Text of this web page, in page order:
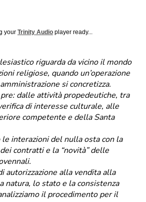
your Trinity Audio player ready...
riguarda da vicino il mondo
religiose, quando un’operazione
si concretizza.
dalle attività propedeutiche, tra
di interesse culturale, alle
competente e della Santa
interazioni del nulla osta con la
contratti e la “novità” delle
autorizzazione alla vendita alla
natura, lo stato e la consistenza
il procedimento per il